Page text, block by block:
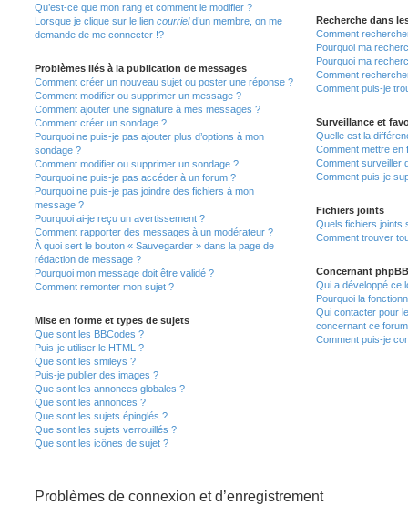
Qu’est-ce que mon rang et comment le modifier ?
Lorsque je clique sur le lien courrield’un membre, on me
demande de me connecter !?
Problèmes liés à la publication de messages
Comment créer un nouveau sujet ou poster une réponse ?
Comment modifier ou supprimer un message ?
Comment ajouter une signature à mes messages ?
Comment créer un sondage ?
Pourquoi ne puis-je pas ajouter plus d’options à mon
sondage ?
Comment modifier ou supprimer un sondage ?
Pourquoi ne puis-je pas accéder à un forum ?
Pourquoi ne puis-je pas joindre des fichiers à mon
message ?
Pourquoi ai-je reçu un avertissement ?
Comment rapporter des messages à un modérateur ?
À quoi sert le bouton « Sauvegarder » dans la page de
rédaction de message ?
Pourquoi mon message doit être validé ?
Comment remonter mon sujet ?
Mise en forme et types de sujets
Que sont les BBCodes ?
Puis-je utiliser le HTML ?
Que sont les smileys ?
Puis-je publier des images ?
Que sont les annonces globales ?
Que sont les annonces ?
Que sont les sujets épinglés ?
Que sont les sujets verrouillés ?
Que sont les icônes de sujet ?
Recherche dans
Comment
Pourquoi ma
Pourquoi ma
Comment
Comment puis-je
Surveillance et
Quelle est la
Comment mettre en
Comment surveiller
Comment puis-je
Fichiers joints
Quels fichiers joints
Comment trouver
Concernant phpBB
Qui a développé ce
Pourquoi la
Qui contacter pour
concernant ce
Comment puis-je
Problèmes de connexion et d’enregistrement